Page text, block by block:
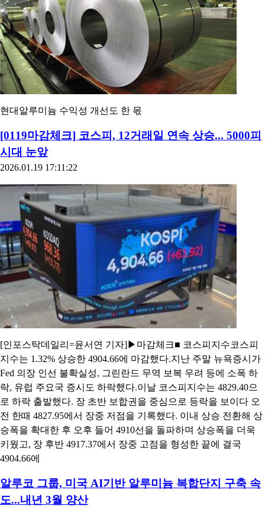
현대알루미늄 수익성 개선도 한 몫
[0119마감체크] 코스피, 12거래일 연속 상승... 5000피
시대 눈앞
2026.01.19 17:11:22
[인포스탁데일리=윤서연 기자]▶마감체크■ 코스피지수코스피
지수는 1.32% 상승한 4904.66에 마감했다.지난 주말 뉴욕증시가
Fed 의장 인선 불확실성, 그린란드 무역 보복 우려 등에 소폭 하
락, 유럽 주요국 증시도 하락했다.이날 코스피지수는 4829.40으
로 하락 출발했다. 장 초반 보합권을 중심으로 등락을 보이다 오
전 한때 4827.95에서 장중 저점을 기록했다. 이내 상승 전환해 상
승폭을 확대한 후 오후 들어 4910선을 돌파하며 상승폭을 더욱
키웠고, 장 후반 4917.37에서 장중 고점을 형성한 끝에 결국
4904.66에
알루코 그룹, 미국 AI기반 알루미늄 복합단지 구축 속
도...내년 3월 양산